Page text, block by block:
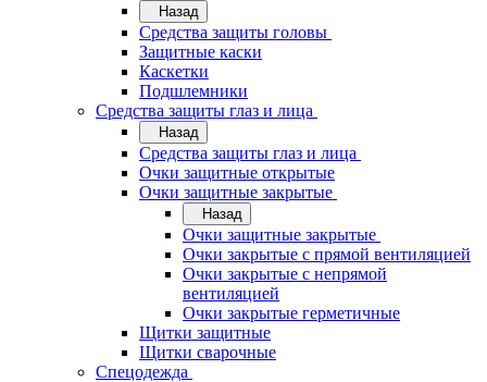
Назад
Средства защиты головы
Защитные каски
Каскетки
Подшлемники
Средства защиты глаз и лица
Назад
Средства защиты глаз и лица
Очки защитные открытые
Очки защитные закрытые
Назад
Очки защитные закрытые
Очки закрытые с прямой вентиляцией
Очки закрытые с непрямой
вентиляцией
Очки закрытые герметичные
Щитки защитные
Щитки сварочные
Спецодежда